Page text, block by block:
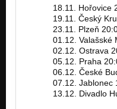
18.11. Hořovice
19.11. Český
23.11. Plzeň
01.12. Valašské
02.12. Ostrava
05.12. Praha
06.12. České
07.12. Jablonec
13.12. Divadlo